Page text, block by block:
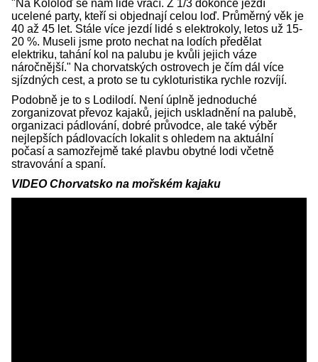
"Na Kololoď se nám lidé vrací. Z 1/3 dokonce jezdí
ucelené party, kteří si objednají celou loď. Průměrný věk je
40 až 45 let. Stále více jezdí lidé s elektrokoly, letos už 15-
20 %. Museli jsme proto nechat na lodích předělat
elektriku, tahání kol na palubu je kvůli jejich váze
náročnější." Na chorvatských ostrovech je čím dál více
sjízdných cest, a proto se tu cykloturistika rychle rozvíjí.
Podobně je to s Lodilodí. Není úplně jednoduché
zorganizovat převoz kajaků, jejich uskladnění na palubě,
organizaci pádlování, dobré průvodce, ale také výběr
nejlepších pádlovacích lokalit s ohledem na aktuální
počasí a samozřejmě také plavbu obytné lodi včetně
stravování a spaní.
VIDEO Chorvatsko na mořském kajaku